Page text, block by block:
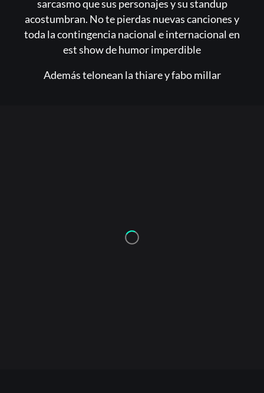
sarcasmo que sus personajes y su standup
acostumbran. No te pierdas nuevas canciones y
toda la contingencia nacional e internacional en
est show de humor imperdible
Además telonean la thiare y fabo millar